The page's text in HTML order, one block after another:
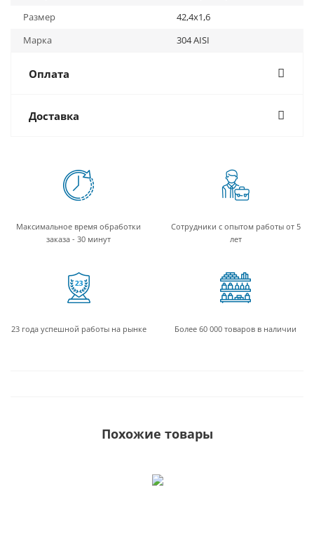
Размер
42,4х1,6
Марка
304 AISI
Оплата
Доставка
Максимальное время обработки
заказа - 30 минут
Сотрудники с опытом работы от 5
лет
23 года успешной работы на рынке Более 60 000 товаров в наличии
Похожие товары